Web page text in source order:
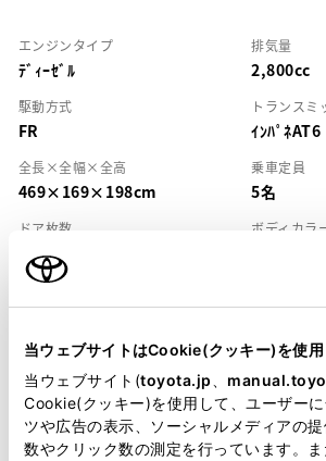
当ウェブサイトはCookie(クッキー)を使用
当ウェブサイト(toyota.jp
Cookie(クッキー)を使用して、ユーザー
ツや広告の表示、ソーシャルメディアの
数やクリック数の測定を行っています。
エンジンタイプ
ﾃﾞｨｰｾﾞﾙ
排気量
2,800cc
駆動方式
FR
トランスミ
ｲﾝﾊﾟﾈAT6
全長×全幅×全高
469×169×198cm
乗車定員
5名
ドア枚数
5枚
ボディカラ
ハンドル
右